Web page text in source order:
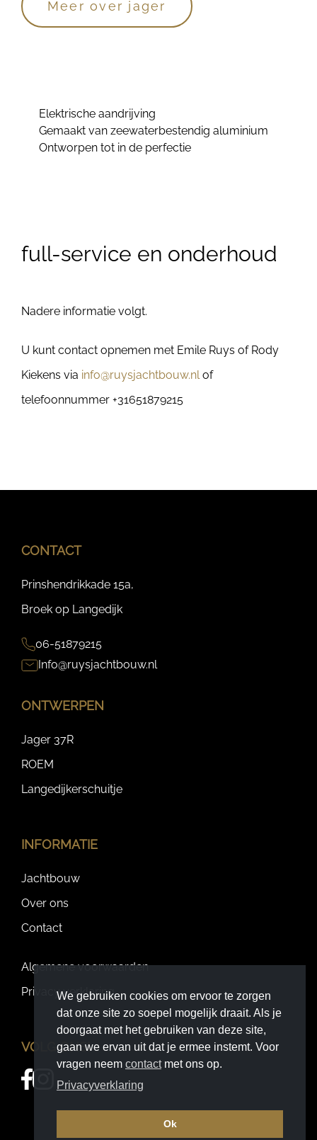
Meer over jager
Elektrische aandrijving
Gemaakt van zeewaterbestendig aluminium
Ontworpen tot in de perfectie
full-service en onderhoud
Nadere informatie volgt.
U kunt contact opnemen met Emile Ruys of Rody
Kiekens via info@ruysjachtbouw.nlof
telefoonnummer +31651879215
CONTACT
Prinshendrikkade 15a,
Broek op Langedijk
06-51879215
Info@ruysjachtbouw.nl
ONTWERPEN
Jager 37R
ROEM
Langedijkerschuitje
INFORMATIE
Jachtbouw
Over ons
Contact
Algemene voorwaarden
Privacy verklaring
VOLG ONS!
We gebruiken cookies om ervoor te zorgen
dat onze site zo soepel mogelijk draait. Als je
doorgaat met het gebruiken van deze site,
gaan we ervan uit dat je ermee instemt. Voor
vragen neem contactmet ons op.
Privacyverklaring
Ok